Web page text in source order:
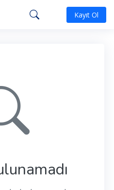
Kayıt Ol